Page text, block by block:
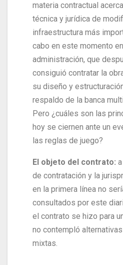
materia contractual
técnica y jurídica de
infraestructura más
cabo en este momento
administración, que
consiguió contratar la
su diseño y
respaldo de la banca
Pero ¿cuáles son las
hoy se ciernen ante un
las reglas de juego?
El objeto del contrato:
de contratación y la
en la primera línea no
consultados por este
el contrato se hizo para
no contempló
mixtas.